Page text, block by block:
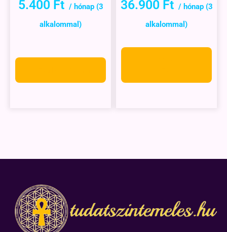
5.400 Ft 36.900 Ft